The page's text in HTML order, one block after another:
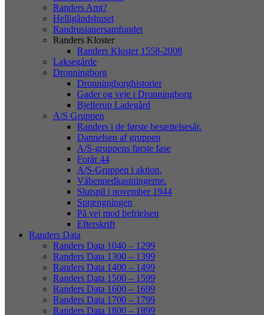
Randers Amt?
Helligåndshuset
Randrusianersamfundet
Randers Kloster
Randers Kloster 1558-2008
Laksegårde
Dronningborg
Dronningborghistorier
Gader og veje i Dronningborg
Bjellerup Ladegård
A/S Gruppen
Randers i de første besættelsesår.
Dannelsen af gruppen
A/S-gruppens første fase
Forår 44
A/S-Gruppen i aktion.
Våbennedkastningerne.
Slutspil i november 1944
Sprængningen
På vej mod befrielsen
Efterskrift
Randers Data
Randers Data 1040 – 1299
Randers Data 1300 – 1399
Randers Data 1400 – 1499
Randers Data 1500 – 1599
Randers Data 1600 – 1699
Randers Data 1700 – 1799
Randers Data 1800 – 1899